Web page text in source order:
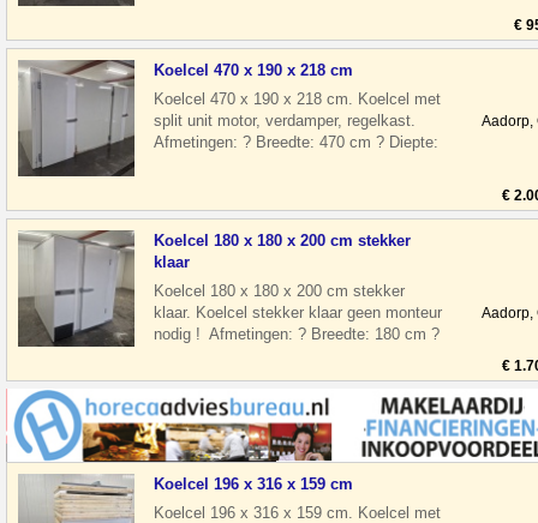
€
Koelcel 470 x 190 x 218 cm
Koelcel 470 x 190 x 218 cm. Koelcel met
split unit motor, verdamper, regelkast.
Afmetingen: ? Breedte: 470 cm ? Diepte:
Aadorp,
€
Koelcel 180 x 180 x 200 cm stekker
klaar
Koelcel 180 x 180 x 200 cm stekker
klaar. Koelcel stekker klaar geen monteur
nodig ! Afmetingen: ? Breedte: 180 cm ?
Aadorp,
€
Koelcel 196 x 316 x 159 cm
Koelcel 196 x 316 x 159 cm. Koelcel met